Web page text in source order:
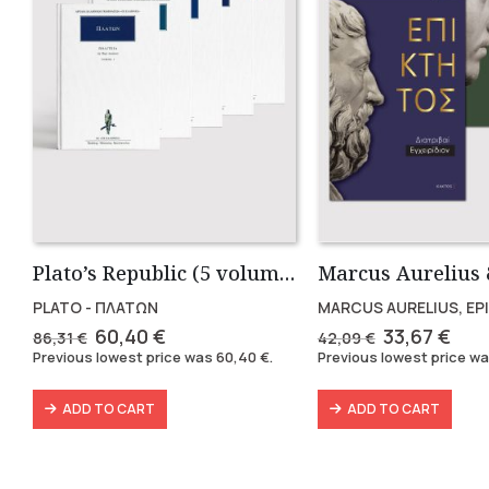
Plato’s Republic (5 volumes)
PLATO - ΠΛΑΤΩΝ
86,31€ Original
price
86,31 €.
60,40€
price
60,40 €.
Previous lowest price was 60,40€.
ADD TO CART
MARCUS AURELIUS,
42,09€ Original
price
42,09 €.
33,67 €
Previous lowest price
ADD TO CART